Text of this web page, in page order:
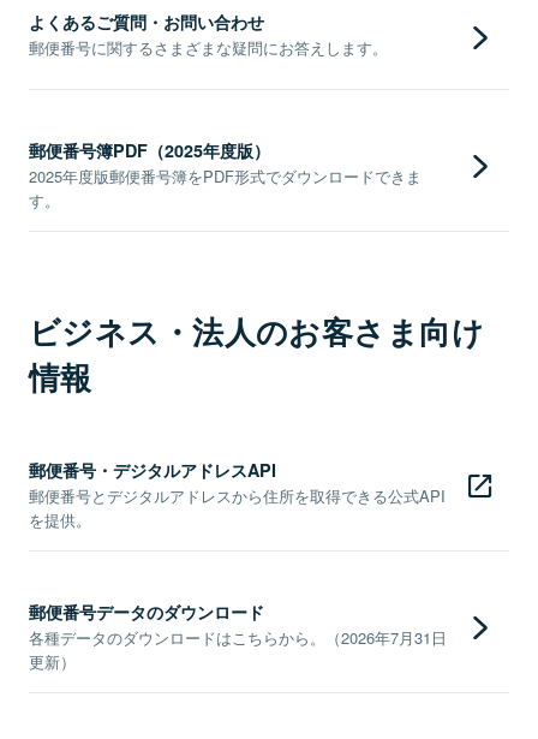
よくあるご質問・お問い合わせ
郵便番号に関するさまざまな疑問にお答えします。
郵便番号簿PDF（2025年度版）
2025年度版郵便番号簿をPDF形式でダウンロードできま
す。
ビジネス・法人のお客さま向け
情報
郵便番号・デジタルアドレスAPI
郵便番号とデジタルアドレスから住所を取得できる公式API
を提供。
郵便番号データのダウンロード
各種データのダウンロードはこちらから。（2026年7月31日
更新）